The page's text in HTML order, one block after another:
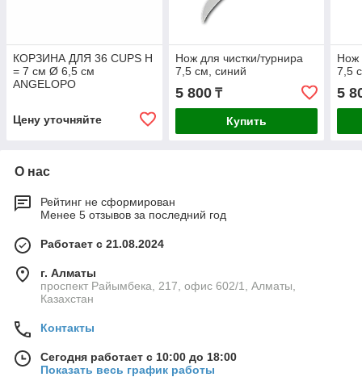
КОРЗИНА ДЛЯ 36 CUPS H
= 7 см Ø 6,5 см
ANGELOPO
Цену уточняйте
Нож для чистки/турнира
7,5 см, синий
5 800₸
Купить
Нож
7,5
5
О нас
Рейтинг не сформирован
Менее 5 отзывов за последний год
Работает с 21.08.2024
г. Алматы
проспект Райымбека, 217, офис 602/1, Алматы,
Казахстан
Контакты
Сегодня работает с 10:00 до 18:00
Показать весь график работы